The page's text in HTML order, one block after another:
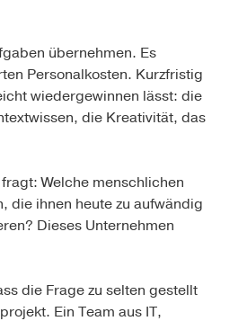
übernehmen. Es
Personalkosten. Kurzfristig
wiedergewinnen lässt: die
die Kreativität, das
Welche menschlichen
die ihnen heute zu aufwändig
Dieses Unternehmen
die Frage zu selten gestellt
Ein Team aus IT,